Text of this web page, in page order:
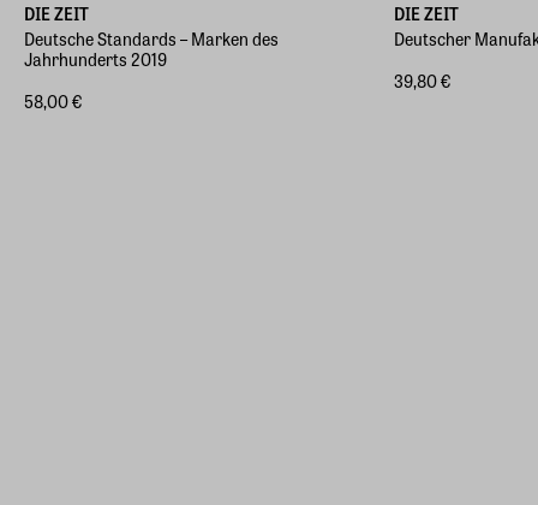
DIE ZEIT
Deutsche Standards – Marken des
Jahrhunderts 2019
58,00 €
DIE ZEIT
Deutscher
39,80 €